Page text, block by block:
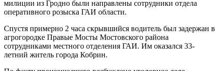
милиции из Гродно были направлены сотрудники отдела
оперативного розыска ГАИ области.
Спустя примерно 2 часа скрывшийся водитель был задержан в
агрогородке Правые Мосты Мостовского района
сотрудниками местного отделения ГАИ. Им оказался 33-
летний житель города Кобрин.